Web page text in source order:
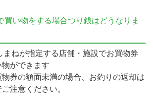
買い物をする場合つり銭はどうなりま
まねが指定する店舗・施設でお買物券
ができます
券の額面未満の場合、お釣りの返却は
注意ください。